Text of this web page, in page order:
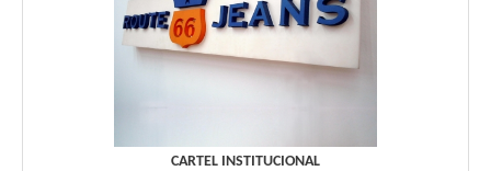
CARTEL INSTITUCIONAL